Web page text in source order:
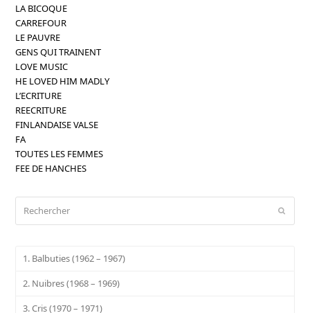
LA BICOQUE
CARREFOUR
LE PAUVRE
GENS QUI TRAINENT
LOVE MUSIC
HE LOVED HIM MADLY
L’ECRITURE
REECRITURE
FINLANDAISE VALSE
FA
TOUTES LES FEMMES
FEE DE HANCHES
1. Balbuties (1962 – 1967)
2. Nuibres (1968 – 1969)
3. Cris (1970 – 1971)